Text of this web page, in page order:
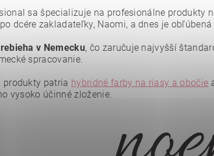
podmienkami ochrany osobných
sa špecializuje na profesionálne produkty
dcére zakladateľky, Naomi, a dnes je
v Nemecku, čo zaručuje najvyšší
spracovanie.
produkty patria hybridné farby na riasy a obočie
vysoko účinné zloženie.